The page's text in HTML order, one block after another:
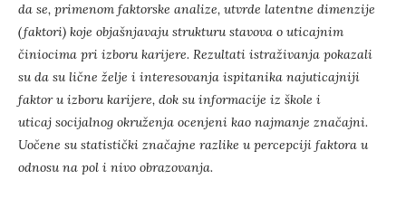
da se, primenom faktorske analize, utvrde latentne dimenzije
(faktori) koje objašnjavaju strukturu stavova o uticajnim
činiocima pri izboru karijere. Rezultati istraživanja pokazali
su da su lične želje i interesovanja ispitanika najuticajniji
faktor u izboru karijere, dok su informacije iz škole i
uticaj socijalnog okruženja ocenjeni kao najmanje značajni.
Uočene su statistički značajne razlike u percepciji faktora u
odnosu na pol i nivo obrazovanja.